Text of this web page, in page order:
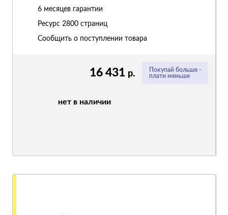
Покупай больше -
плати меньше
16 431 р.
нет в наличии
6 месяцев гарантии
Ресурс 2800 страниц
Сообщить о поступлении товара